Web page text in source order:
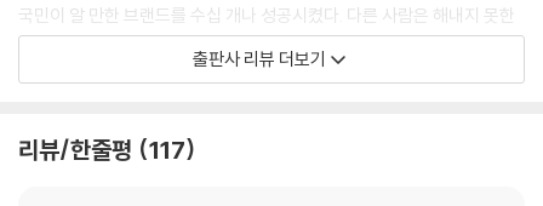
국민이 알 만한 브랜드를 수십 개나 성공시켰다. 다른 사람은 해내지 못한
놀라운 결과를 이뤄낸 특별한 비밀은 무엇일까?
브랜드전략 고문이라는 화려한 이력과 ‘마녀’라는 살벌한 별명 아래에는
출판사 리뷰 더보기
리뷰/한줄평 117